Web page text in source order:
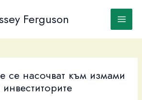
Ferguson
се насочват към измами